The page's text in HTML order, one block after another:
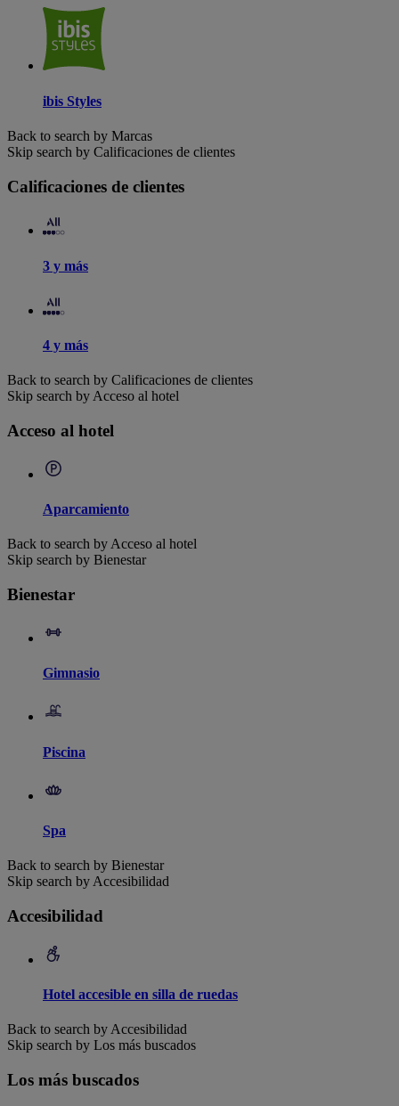
ibis Styles
Back to search by Marcas
Skip search by Calificaciones de clientes
Calificaciones de clientes
3 y más
4 y más
Back to search by Calificaciones de clientes
Skip search by Acceso al hotel
Acceso al hotel
Aparcamiento
Back to search by Acceso al hotel
Skip search by Bienestar
Bienestar
Gimnasio
Piscina
Spa
Back to search by Bienestar
Skip search by Accesibilidad
Accesibilidad
Hotel accesible en silla de ruedas
Back to search by Accesibilidad
Skip search by Los más buscados
Los más buscados